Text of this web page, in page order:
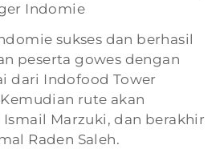
Indomie
sukses dan berhasil
peserta gowes dengan
dari Indofood Tower
rute akan
Marzuki, dan berakhir
Raden Saleh.